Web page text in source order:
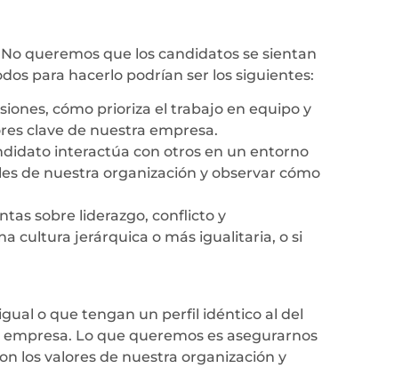
queremos que los candidatos se sientan
para hacerlo podrían ser los siguientes:
cómo prioriza el trabajo en equipo y
clave de nuestra empresa.
interactúa con otros en un entorno
de nuestra organización y observar cómo
sobre liderazgo, conflicto y
cultura jerárquica o más igualitaria, o si
o que tengan un perfil idéntico al del
Lo que queremos es asegurarnos
los valores de nuestra organización y